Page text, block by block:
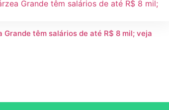
Grande têm salários de até R$ 8 mil; veja